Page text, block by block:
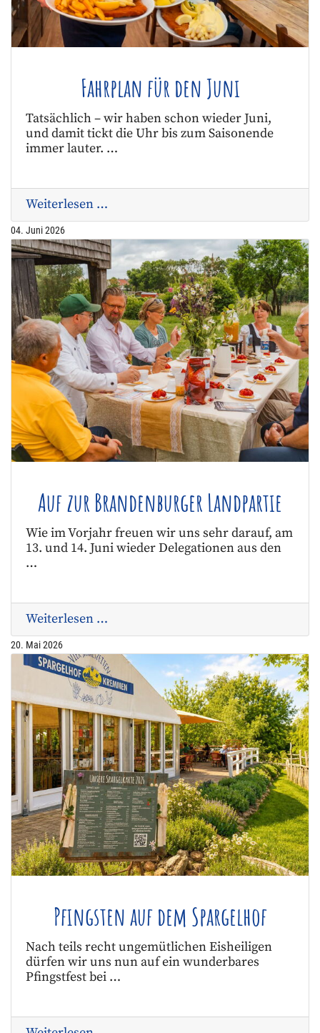
Fahrplan für den Juni
Tatsächlich – wir haben schon wieder Juni,
und damit tickt die Uhr bis zum Saisonende
immer lauter. …
Weiterlesen …
04. Juni 2026
Auf zur Brandenburger Landpartie
Wie im Vorjahr freuen wir uns sehr darauf, am
13. und 14. Juni wieder Delegationen aus den
…
Weiterlesen …
20. Mai 2026
Pfingsten auf dem Spargelhof
Nach teils recht ungemütlichen Eisheiligen
dürfen wir uns nun auf ein wunderbares
Pfingstfest bei …